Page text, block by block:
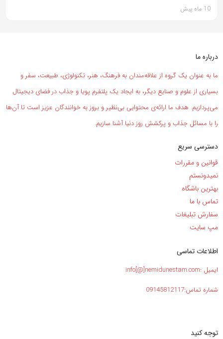
10 ماه پیش
درباره ما
ما به عنوان یک گروه از علاقه‌مندان به فرهنگ، هنر، تکنولوژی، طبیعت، سفر و
بسیاری از علوم و صنایع دیگر، به ایجاد یک پلتفرم پویا و جذاب در فضای دیجیتال
می‌پردازیم. هدف ما ارائه‌ی محتوایی بی‌نظیر و بروز به خوانندگان عزیز است تا آن‌ها
را با مسائل جذاب و پرکشش روز دنیا آشنا سازیم.
دسترسی سریع
قوانین و مقررات
نمیدونستم
بهترین باشگاه
تماس با ما
سفارش تبلیغات
مپ سایت
اطلاعات تماسی
ایمیل :info[@]nemidunestam.com
شماره تماس:09145812117
توجه کنید